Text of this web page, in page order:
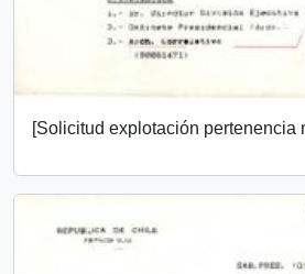
[Solicitud explotación pertenencia